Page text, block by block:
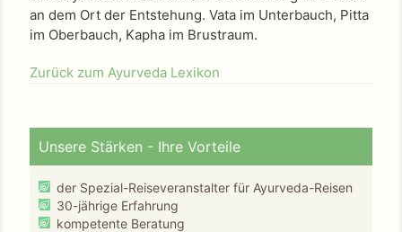
an dem Ort der Entstehung. Vata im Unterbauch, Pitta
im Oberbauch, Kapha im Brustraum.
Zurück zum Ayurveda Lexikon
Unsere Stärken - Ihre Vorteile
der Spezial-Reiseveranstalter für Ayurveda-Reisen
30-jährige Erfahrung
kompetente Beratung